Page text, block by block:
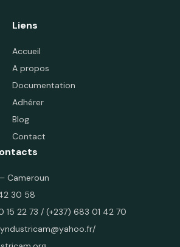
Liens
Accueil
A propos
Documentation
Adhérer
Blog
Contact
Cameroun
30 58
15 22 73 / (+237) 683 01 42 70
/